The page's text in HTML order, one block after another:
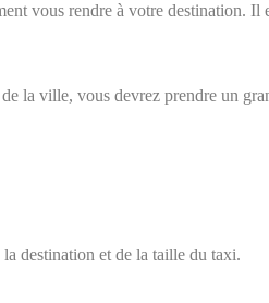
vous rendre à votre destination.
la ville, vous devrez prendre un
destination et de la taille du taxi.